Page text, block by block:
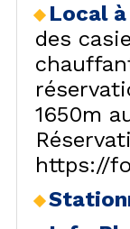
Local
des
1650m
https://